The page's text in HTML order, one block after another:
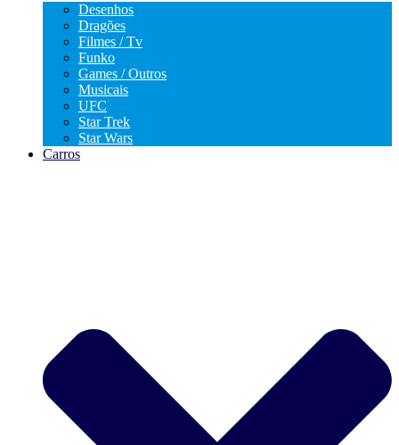
Desenhos
Dragões
Filmes / Tv
Funko
Games / Outros
Musicais
UFC
Star Trek
Star Wars
Carros